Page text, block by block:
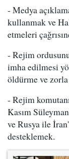
- Medya
kullanmak ve
etmeleri
- Rejim
imha edilmesi
öldürme ve
- Rejim
Kasım
ve Rusya ile
desteklemek.